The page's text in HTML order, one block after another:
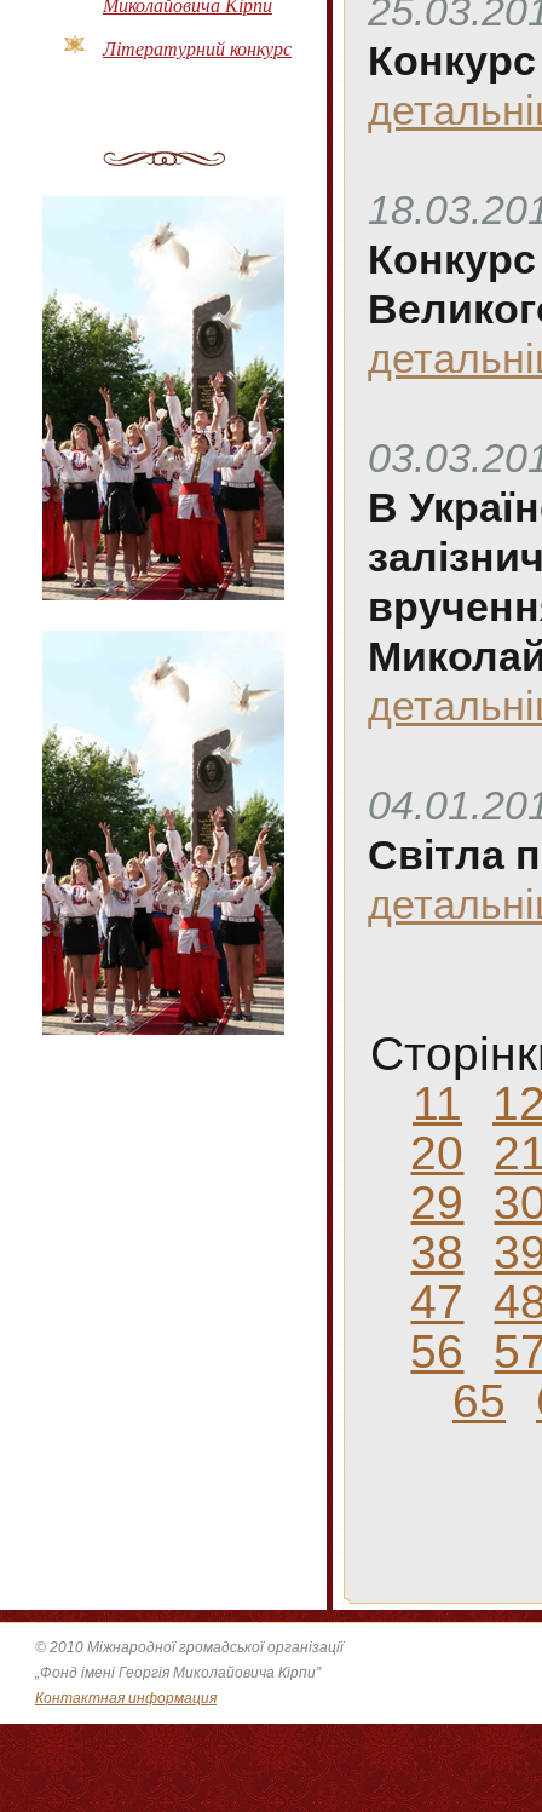
Літературний конкурс
Конкурс
В
Світла
11
20
29
38
47
56
65
© 2010 Міжнародної громадської організації
„Фонд імені Георгія Миколайовича Кірпи”
Контактная информация